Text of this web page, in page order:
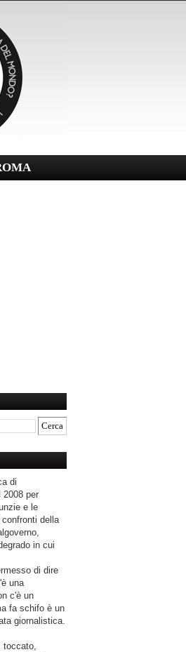
di
2008 per
e le
della
in cui
di dire
una
c'è un
fa schifo è un
giornalistica.